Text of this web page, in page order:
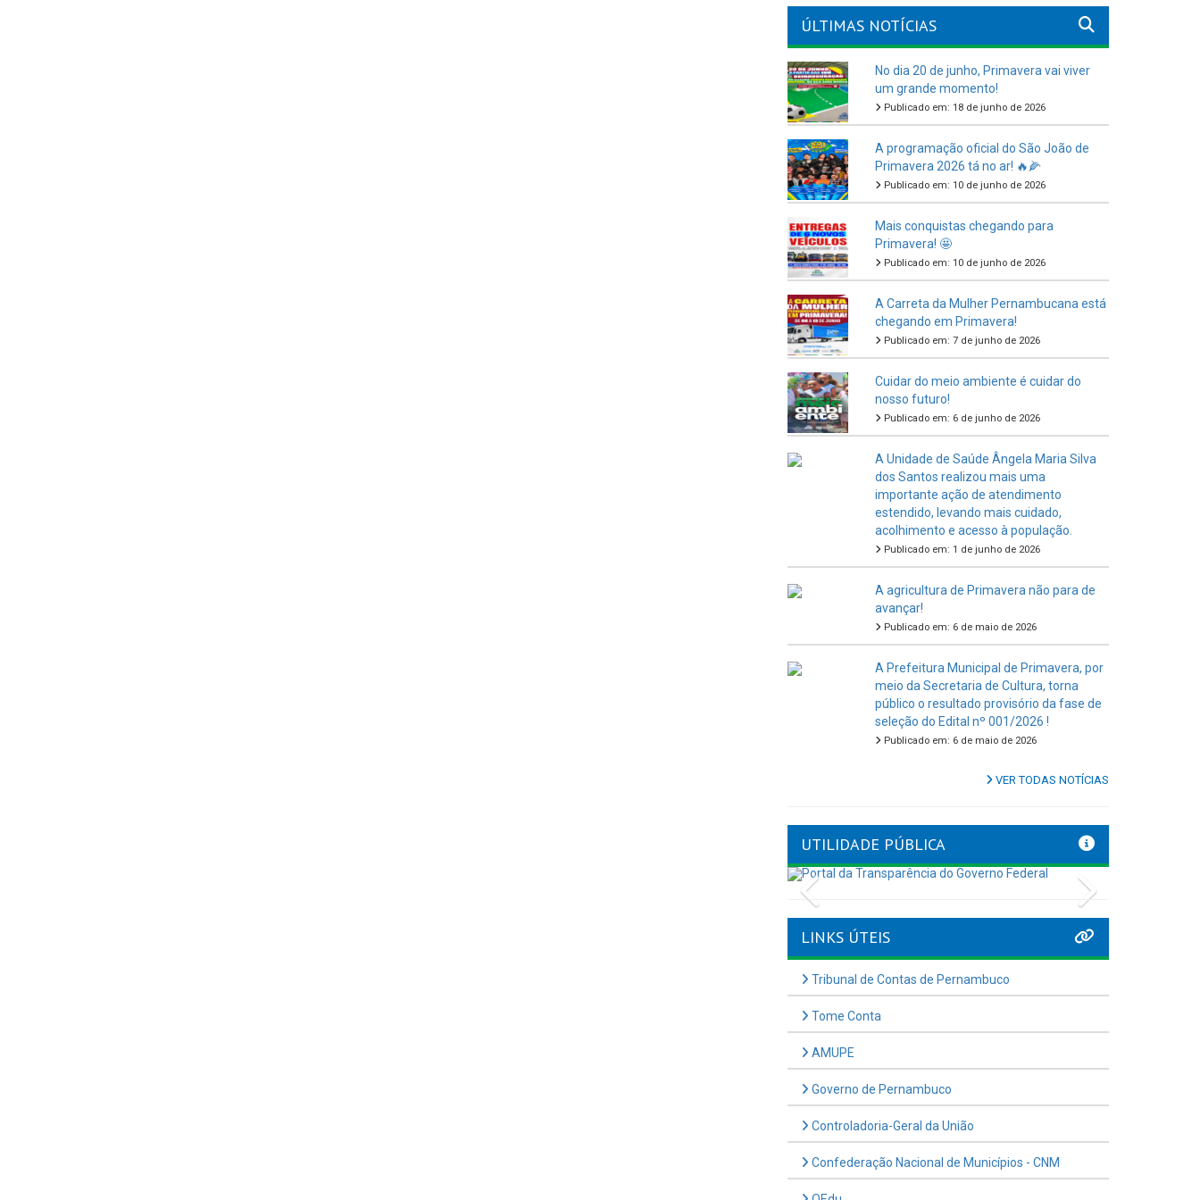
ÚLTIMAS NOTÍCIAS
No dia 20 de junho, Primavera vai viver
um grande momento!
Publicado em: 18 de junho de 2026
A programação oficial do São João de
Primavera 2026 tá no ar! 🔥🌽
Publicado em: 10 de junho de 2026
Mais conquistas chegando para
Primavera! 🤩
Publicado em: 10 de junho de 2026
A Carreta da Mulher Pernambucana está
chegando em Primavera!
Publicado em: 7 de junho de 2026
Cuidar do meio ambiente é cuidar do
nosso futuro!
Publicado em: 6 de junho de 2026
A Unidade de Saúde Ângela Maria Silva
dos Santos realizou mais uma
importante ação de atendimento
estendido, levando mais cuidado,
acolhimento e acesso à população.
Publicado em: 1 de junho de 2026
A agricultura de Primavera não para de
avançar!
Publicado em: 6 de maio de 2026
A Prefeitura Municipal de Primavera, por
meio da Secretaria de Cultura, torna
público o resultado provisório da fase de
seleção do Edital nº 001/2026 !
Publicado em: 6 de maio de 2026
VER TODAS NOTÍCIAS
UTILIDADE PÚBLICA
Previous
LINKS ÚTEIS
Tribunal de Contas de Pernambuco
Tome Conta
AMUPE
Governo de Pernambuco
Controladoria-Geral da União
Confederação Nacional de Municípios - CNM